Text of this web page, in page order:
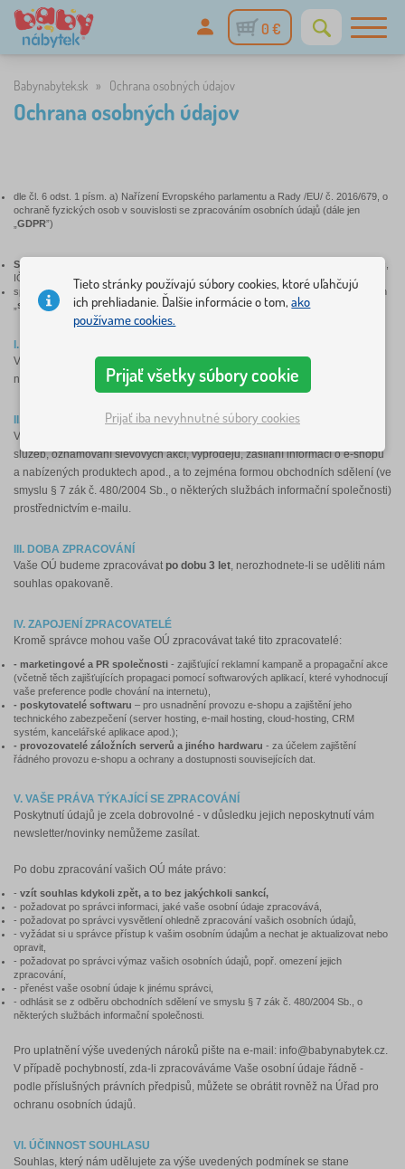
0 €
Babynabytek.sk » Ochrana osobných údajov
Ochrana osobných údajov
dle čl. 6 odst. 1 písm. a) Nařízení Evropského parlamentu a Rady /EU/ č. 2016/679, o
ochraně fyzických osob v souvislosti se zpracováním osobních údajů (dále jen
GDPR”)
Správce osobních údajů: Babynabytek s.r.o.,
IČO: 29441102, vedená u Krajského soudu v Ostravě pod
sp. zn. C 53377, e-mail:info@babynabytek.cz.cz,web: www.babynabytek.cz (dále jen
společnost “ nebo „správce“).
I. ROZSAH ZPRACOVÁNÍ
Vaše osobní údaje (dále jen
) budeme na základě přihlášení k odběru
newsletteru/novinek zpracovávat v následujícím rozsahu: e-mailová adresa.
II. ÚČEL ZPRACOVÁNÍ
Vaše OÚ budeme zpracovávat pro marketingové účely: nabízení zboží a
služeb, oznamování slevových akcí, výprodejů, zasílání informací o e-shopu
a nabízených produktech apod., a to zejména formou obchodních sdělení (ve
smyslu § 7 zák č. 480/2004 Sb., o některých službách informační společnosti)
prostřednictvím e-mailu.
III. DOBA ZPRACOVÁNÍ
Vaše OÚ budeme zpracovávat po dobu 3 let, nerozhodnete-li se uděliti nám
souhlas opakovaně.
IV. ZAPOJENÍ ZPRACOVATELÉ
Kromě správce mohou vaše OÚ zpracovávat také tito zpracovatelé:
- marketingové a PR společnosti - zajišťující reklamní kampaně a propagační akce
(včetně těch zajišťujících propagaci pomocí softwarových aplikací, které vyhodnocují
vaše preference podle chování na internetu),
- poskytovatelé softwaru – pro usnadnění provozu e-shopu a zajištění jeho
technického zabezpečení (server hosting, e-mail hosting, cloud-hosting, CRM
systém, kancelářské aplikace apod.);
- provozovatelé záložních serverů a jiného hardwaru - za účelem zajištění
řádného provozu e-shopu a ochrany a dostupnosti souvisejících dat.
V. VAŠE PRÁVA TÝKAJÍCÍ SE ZPRACOVÁNÍ
Poskytnutí údajů je zcela dobrovolné - v důsledku jejich neposkytnutí vám
newsletter/novinky nemůžeme zasílat.
Po dobu zpracování vašich OÚ máte právo:
- vzít souhlas kdykoli zpět, a to bez jakýchkoli sankcí,
- požadovat po správci informaci, jaké vaše osobní údaje zpracovává,
- požadovat po správci vysvětlení ohledně zpracování vašich osobních údajů,
- vyžádat si u správce přístup k vašim osobním údajům a nechat je aktualizovat nebo
opravit,
- požadovat po správci výmaz vašich osobních údajů, popř. omezení jejich
zpracování,
- přenést vaše osobní údaje k jinému správci,
- odhlásit se z odběru obchodních sdělení ve smyslu § 7 zák č. 480/2004 Sb., o
některých službách informační společnosti.
Pro uplatnění výše uvedených nároků pište na e-mail: info@babynabytek.cz.
V případě pochybností, zda-li zpracováváme Vaše osobní údaje řádně -
podle příslušných právních předpisů, můžete se obrátit rovněž na Úřad pro
ochranu osobních údajů.
VI. ÚČINNOST SOUHLASU
Souhlas, který nám udělujete za výše uvedených podmínek se stane
Tieto stránky používajú súbory cookies, ktoré uľahčujú
ich prehliadanie. Ďalšie informácie o tom,ako
používame cookies.
Prijať všetky súbory cookie
Prijať iba nevyhnutné súbory cookies